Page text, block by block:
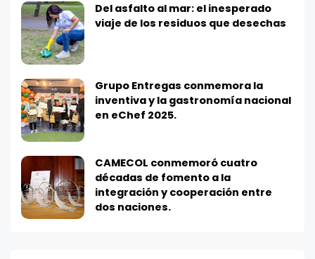
Del asfalto al mar: el inesperado
viaje de los residuos que desechas
Grupo Entregas conmemora la
inventiva y la gastronomía nacional
en eChef 2025.
CAMECOL conmemoró cuatro
décadas de fomento a la
integración y cooperación entre
dos naciones.